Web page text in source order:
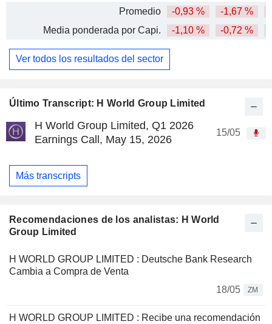
Último Transcript: H World Group Limited
H World Group Limited, Q1 2026
Earnings Call, May 15, 2026
15/05
Más transcripts
Recomendaciones de los analistas: H World
Group Limited
H WORLD GROUP LIMITED : Deutsche Bank Research
Cambia a Compra de Venta
18/05
ZM
H WORLD GROUP LIMITED : Recibe una recomendación
Promedio
-0,93 % -1,67 %
Media ponderada por Capi.
-1,10 % -0,72 %
Ver todos los resultados del sector